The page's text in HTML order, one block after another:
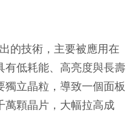
的技術，主要被應用在
有低耗能、高亮度與長壽
立晶粒，導致一個面板
萬顆晶片，大幅拉高成